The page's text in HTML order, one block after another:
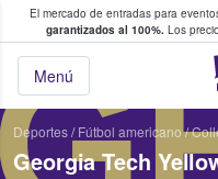
El mercado de entradas para
garantizados al 100%. Los
Menú
y venta de
Deportes/ Fútbol americano /
Georgia Tech